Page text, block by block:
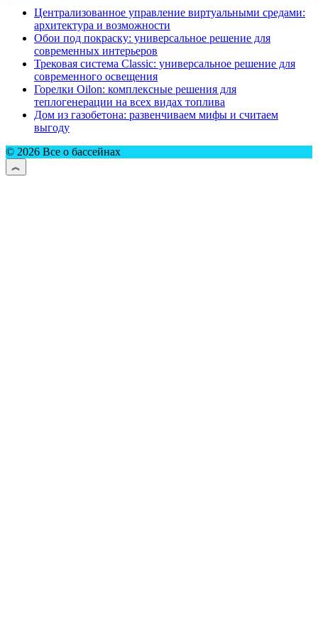
Централизованное управление виртуальными средами:
архитектура и возможности
Обои под покраску: универсальное решение для
современных интерьеров
Трековая система Classic: универсальное решение для
современного освещения
Горелки Oilon: комплексные решения для
теплогенерации на всех видах топлива
Дом из газобетона: развенчиваем мифы и считаем
выгоду
© 2026 Все о бассейнах